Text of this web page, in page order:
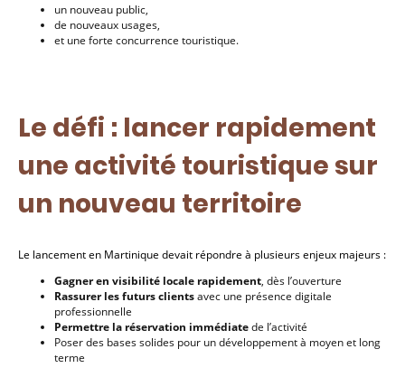
un nouveau public,
de nouveaux usages,
et une forte concurrence touristique.
Le défi : lancer rapidement
une activité touristique sur
un nouveau territoire
Le lancement en Martinique devait répondre à plusieurs enjeux majeurs :
Gagner en visibilité locale rapidement, dès l’ouverture
Rassurer les futurs clientsavec une présence digitale
professionnelle
Permettre la réservation immédiatede l’activité
Poser des bases solides pour un développement à moyen et long
terme